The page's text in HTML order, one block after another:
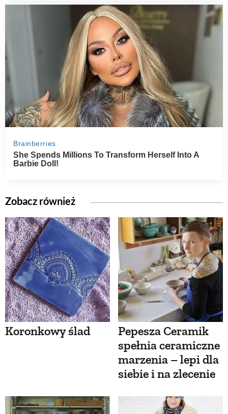
Zobacz również
Koronkowy ślad
Pepesza Ceramik
spełnia ceramiczne
marzenia – lepi dla
siebie i na zlecenie